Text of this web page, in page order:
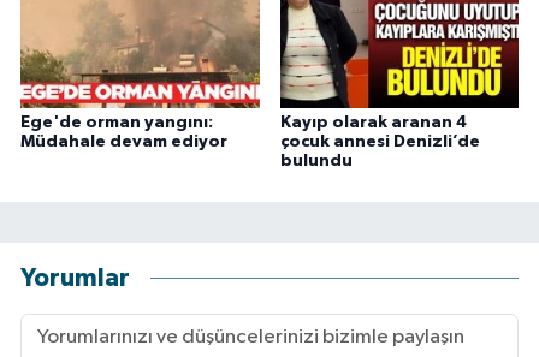
Ege'de orman yangını:
Müdahale devam ediyor
Kayıp olarak aranan 4
çocuk annesi Denizli’de
bulundu
Yorumlar